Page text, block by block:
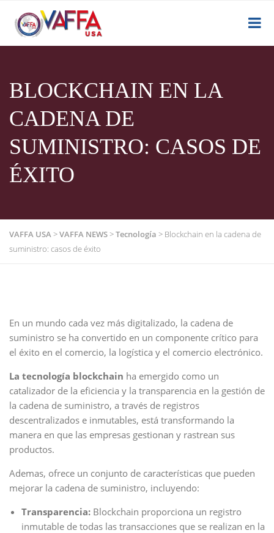
BLOCKCHAIN EN LA
CADENA DE
SUMINISTRO: CASOS DE
ÉXITO
VAFFA USA>VAFFA NEWS>Tecnología > Blockchain en la cadena de
suministro: casos de éxito
En un mundo cada vez más digitalizado, la cadena de
suministro se ha convertido en un componente crítico para
el éxito en el comercio, la logística y el comercio electrónico.
La tecnología blockchain ha emergido como un
catalizador de la eficiencia y la transparencia en la gestión de
la cadena de suministro, a través de registros
descentralizados e inmutables, está transformando la
manera en que las empresas gestionan y rastrean sus
productos.
Ademas, ofrece un conjunto de características que pueden
mejorar la cadena de suministro, incluyendo:
Transparencia: Blockchain proporciona un registro
inmutable de todas las transacciones que se realizan en la